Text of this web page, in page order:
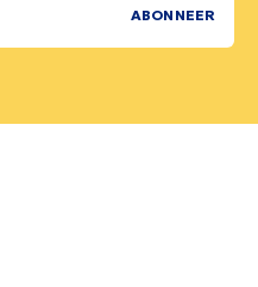
ABONNEER